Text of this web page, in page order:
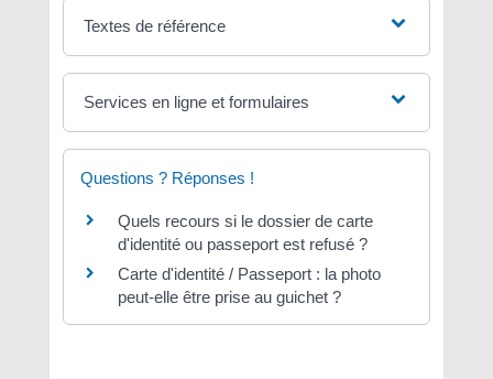
Textes de référence
Services en ligne et formulaires
Questions ? Réponses !
Quels recours si le dossier de carte
d'identité ou passeport est refusé ?
Carte d'identité / Passeport : la photo
peut-elle être prise au guichet ?